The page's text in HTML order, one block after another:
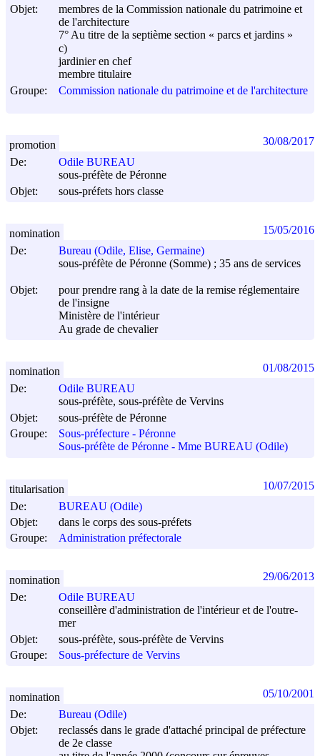
Objet:
membres de la Commission nationale du patrimoine et
de l'architecture
7° Au titre de la septième section « parcs et jardins »
c)
jardinier en chef
membre titulaire
Groupe:
Commission nationale du patrimoine et de l'architecture
De:
Odile BUREAU
sous-préfète de Péronne
Objet:
sous-préfets hors classe
promotion 30/08/2017
De:
Bureau (Odile, Elise, Germaine)
sous-préfète de Péronne (Somme) ; 35 ans de services
Objet:
pour prendre rang à la date de la remise réglementaire
de l'insigne
Ministère de l'intérieur
Au grade de chevalier
nomination 15/05/2016
De:
Odile BUREAU
sous-préfète, sous-préfète de Vervins
Objet:
sous-préfète de Péronne
Groupe:
Sous-préfecture - Péronne
Sous-préfète de Péronne - Mme BUREAU (Odile)
nomination 01/08/2015
De:
BUREAU (Odile)
Objet:
dans le corps des sous-préfets
Groupe:
Administration préfectorale
titularisation 10/07/2015
De:
Odile BUREAU
conseillère d'administration de l'intérieur et de l'outre-
mer
Objet:
sous-préfète, sous-préfète de Vervins
Groupe:
Sous-préfecture de Vervins
nomination 29/06/2013
De:
Bureau (Odile)
Objet:
reclassés dans le grade d'attaché principal de préfecture
de 2e classe
nomination 05/10/2001